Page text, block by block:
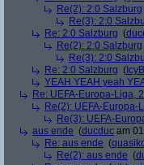
Re(2): 2:0 Salzburg
Re(3): 2:0
Re: 2:0 Salzburg (
Re(2): 2:0 Salzburg
Re(3): 2:0
Re: 2:0 Salzburg (
YEAH YEAH yeah
Re: UEFA-Europa-Liga,
Re(2): UEFA-Europa-
Re(3): UEFA-
aus ende (ducduc am
Re: aus ende (
Re(2): aus ende (